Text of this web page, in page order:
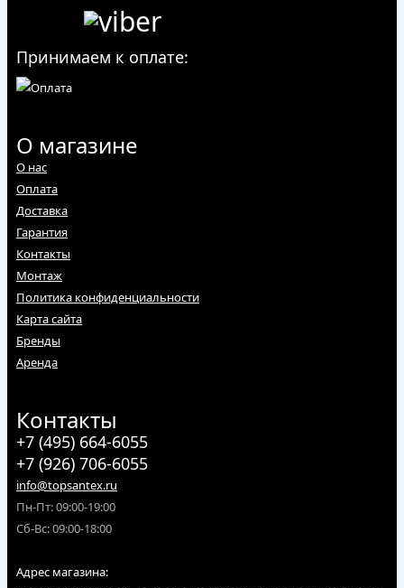
Принимаем к оплате:
О магазине
О нас
Оплата
Доставка
Гарантия
Контакты
Монтаж
Политика конфиденциальности
Карта сайта
Бренды
Аренда
Контакты
+7 (495) 664-6055
+7 (926) 706-6055
info@topsantex.ru
Пн-Пт: 09:00-19:00
Сб-Вс: 09:00-18:00
Адрес магазина: